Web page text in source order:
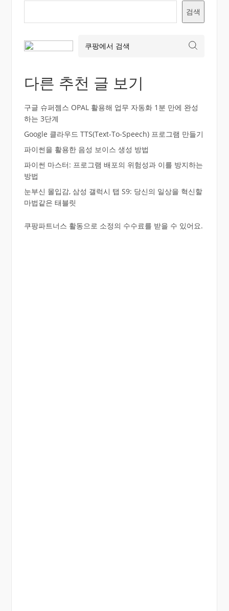
검색
다른 추천 글 보기
구글 슈퍼젬스 OPAL 활용해 업무 자동화 1분 만에 완성
하는 3단계
Google 클라우드 TTS(Text-To-Speech) 프로그램 만들기
파이썬을 활용한 음성 보이스 생성 방법
파이썬 마스터: 프로그램 배포의 위험성과 이를 방지하는
방법
눈부신 몰입감, 삼성 갤럭시 탭 S9: 당신의 일상을 혁신할
마법같은 태블릿
쿠팡파트너스 활동으로 소정의 수수료를 받을 수 있어요.